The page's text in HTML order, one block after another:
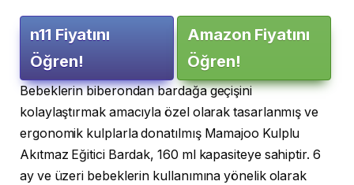
n11 Fiyatını
Öğren!
Amazon Fiyatını
Öğren!
Bebeklerin biberondan bardağa geçişini
kolaylaştırmak amacıyla özel olarak tasarlanmış ve
ergonomik kulplarla donatılmış Mamajoo Kulplu
Akıtmaz Eğitici Bardak, 160 ml kapasiteye sahiptir. 6
ay ve üzeri bebeklerin kullanımına yönelik olarak